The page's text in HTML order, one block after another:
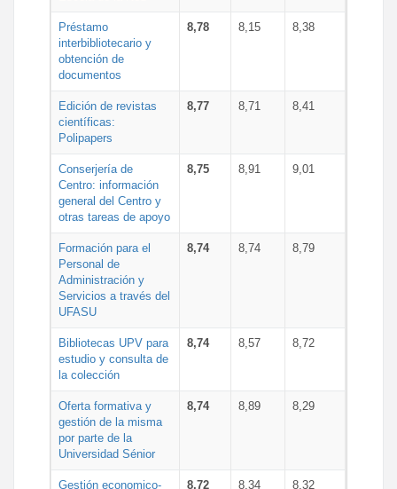
Préstamo
interbibliotecario y
obtención de
documentos
8,78 8,15 8,38
Edición de revistas
científicas:
Polipapers
8,77 8,71 8,41
Conserjería de
Centro: información
general del Centro y
otras tareas de apoyo
8,75 8,91 9,01
Formación para el
Personal de
Administración y
Servicios a través del
UFASU
8,74 8,74 8,79
Bibliotecas UPV para
estudio y consulta de
la colección
8,74 8,57 8,72
Oferta formativa y
gestión de la misma
por parte de la
Universidad Sénior
8,74 8,89 8,29
Gestión economico- 8,72 8,34 8,32